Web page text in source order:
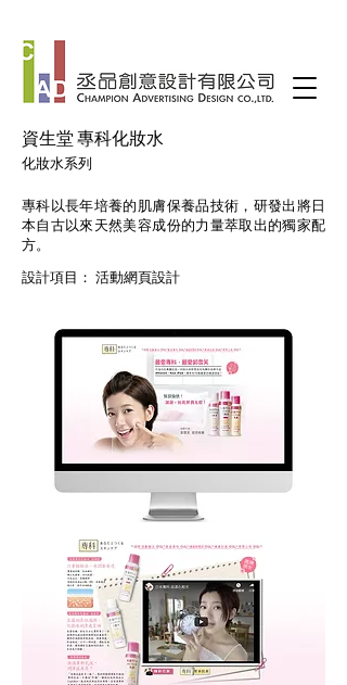
資生堂 專科化妝水
化妝水系列
專科以長年培養的肌膚保養品技術，研發出將日
本自古以來天然美容成份的力量萃取出的獨家配
方。
設計項目： 活動網頁設計